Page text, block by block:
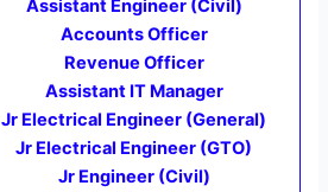
Assistant Engineer (Civil)
Accounts Officer
Revenue Officer
Assistant IT Manager
Jr Electrical Engineer (General)
Jr Electrical Engineer (GTO)
Jr Engineer (Civil)